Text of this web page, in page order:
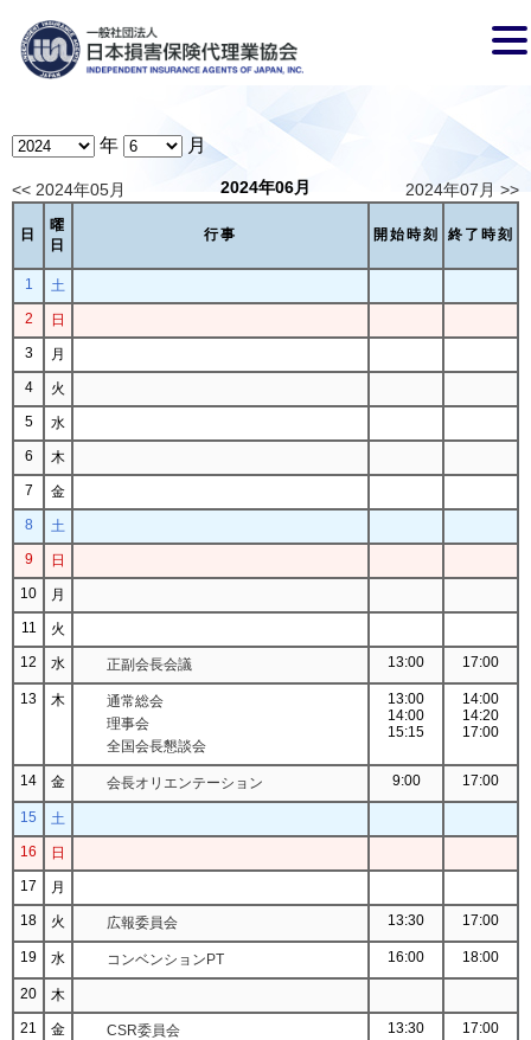
年 月
<< 2024年05月 2024年07月 >>
2024年06月
日
曜
日
行事 開始時刻 終了時刻
1
土
2
日
3
月
4
火
5
水
6
木
7
金
8
土
9
日
10
月
11
火
12
水 正副会長会議 13:00 17:00
13 木
通常総会
理事会
全国会長懇談会
13:00
14:00
15:15
14:00
14:20
17:00
14 金 会長オリエンテーション 9:00 17:00
15
土
16
日
17
月
18
火 広報委員会 13:30 17:00
19 水 コンベンションPT 16:00 18:00
20
木
21
金 CSR委員会 13:30 17:00